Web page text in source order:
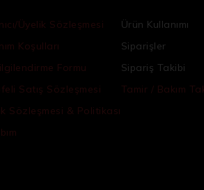
Üyelik Sözleşmesi
Koşulları
Formu
Satış Sözleşmesi
Sözleşmesi & Politikası
Ürün Kullanımı
Siparişler
Sipariş Takibi
Tamir / Bakım